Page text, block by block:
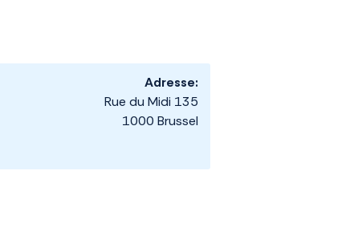
Adresse:
Rue du Midi 135
1000 Brussel